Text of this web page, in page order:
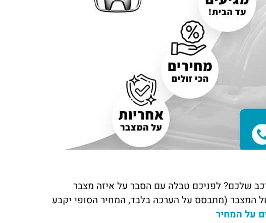
גם
חיפה
אין מילים! השירות של מצבר בקליק היה
מצוין. הזמנתי מצבר עד הבית, והבחור
שהגיע היה אדיב, מהיר ומקצועי. בלי ספק
אפנה אליהם שוב אם אצטרך
כבר הייתי שוב על הכביש. תודה למצבר
בקליק על השירות הנהדר
שלכם? לפניכם טבלה עם הסבר על איזה מצבר
המצבר (מתבסס על הערכה בלבד, המחיר הסופי יקבע
על המחיר